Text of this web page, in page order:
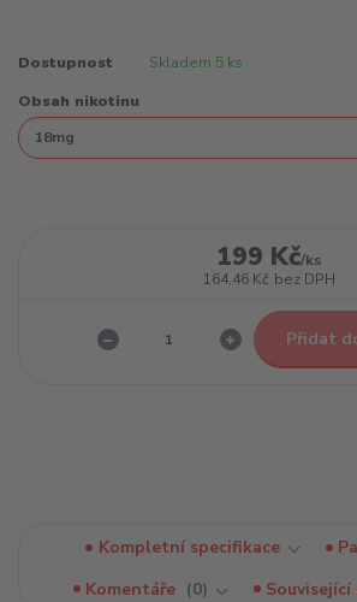
Dostupnost Skladem 5 ks
Obsah nikotinu
199 Kč/ks
164,46 Kč bez DPH
Přidat
Kompletní specifikace
Komentáře
0 Související